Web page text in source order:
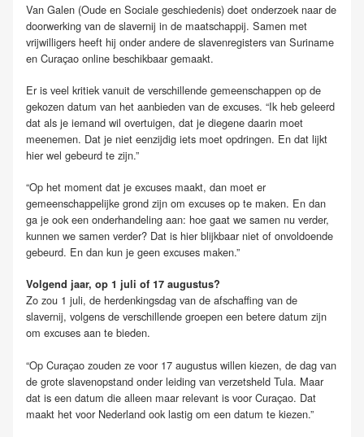
Van Galen (Oude en Sociale geschiedenis) doet onderzoek naar de
doorwerking van de slavernij in de maatschappij. Samen met
vrijwilligers heeft hij onder andere de slavenregisters van Suriname
en Curaçao online beschikbaar gemaakt.
Er is veel kritiek vanuit de verschillende gemeenschappen op de
gekozen datum van het aanbieden van de excuses. “Ik heb geleerd
dat als je iemand wil overtuigen, dat je diegene daarin moet
meenemen. Dat je niet eenzijdig iets moet opdringen. En dat lijkt
hier wel gebeurd te zijn.”
“Op het moment dat je excuses maakt, dan moet er
gemeenschappelijke grond zijn om excuses op te maken. En dan
ga je ook een onderhandeling aan: hoe gaat we samen nu verder,
kunnen we samen verder? Dat is hier blijkbaar niet of onvoldoende
gebeurd. En dan kun je geen excuses maken.”
Volgend jaar, op 1 juli of 17 augustus?
Zo zou 1 juli, de herdenkingsdag van de afschaffing van de
slavernij, volgens de verschillende groepen een betere datum zijn
om excuses aan te bieden.
“Op Curaçao zouden ze voor 17 augustus willen kiezen, de dag van
de grote slavenopstand onder leiding van verzetsheld Tula. Maar
dat is een datum die alleen maar relevant is voor Curaçao. Dat
maakt het voor Nederland ook lastig om een datum te kiezen.”